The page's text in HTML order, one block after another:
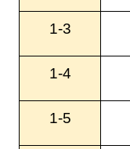
1-3
1-4
1-5